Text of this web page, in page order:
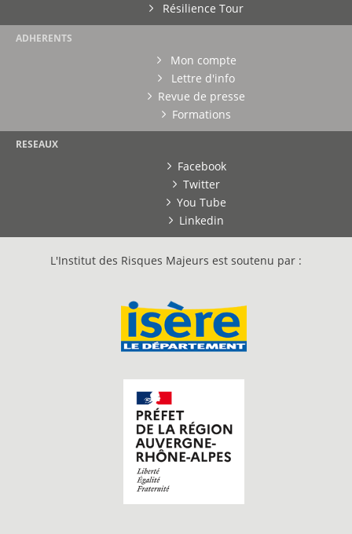
Résilience Tour
ADHERENTS
Mon compte
Lettre d'info
Revue de presse
Formations
RESEAUX
Facebook
Twitter
You Tube
Linkedin
L'Institut des Risques Majeurs est soutenu par :